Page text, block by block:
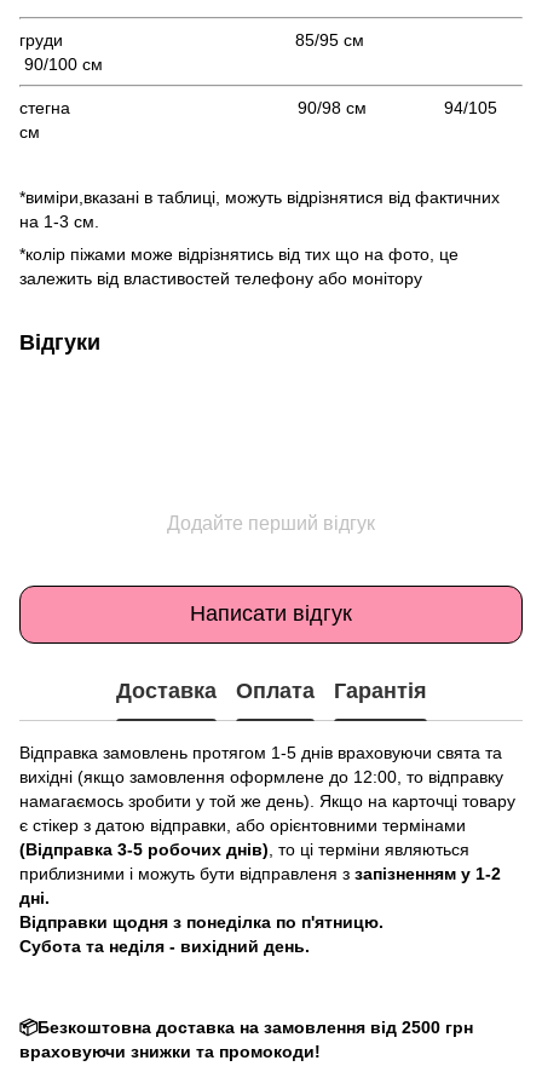
груди 85/95 см
90/100 см
стегна 90/98 см 94/105
см
*виміри,вказані в таблиці, можуть відрізнятися від фактичних
на 1-3 см.
*колір піжами може відрізнятись від тих що на фото, це
залежить від властивостей телефону або монітору
Відгуки
Додайте перший відгук
Написати відгук
Доставка Оплата Гарантія
Відправка замовлень протягом 1-5 днів враховуючи свята та
вихідні (якщо замовлення оформлене до 12:00, то відправку
намагаємось зробити у той же день). Якщо на карточці товару
є стікер з датою відправки, або орієнтовними термінами
(Відправка 3-5 робочих днів) , то ці терміни являються
приблизними і можуть бути відправленя з запізненням у 1-2
дні.
Відправки щодня з понеділка по п'ятницю.
Субота та неділя - вихідний день.
📦Безкоштовна доставка на замовлення від 2500 грн
враховуючи знижки та промокоди!